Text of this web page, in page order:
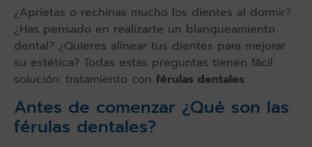
¿Aprietas o rechinas mucho los dientes al dormir?
¿Has pensado en realizarte un blanqueamiento
dental? ¿Quieres alinear tus dientes para mejorar
su estética? Todas estas preguntas tienen fácil
solución: tratamiento con férulas dentales.
Antes de comenzar ¿Qué son las
férulas dentales?